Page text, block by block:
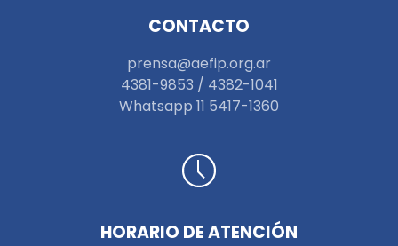
CONTACTO
prensa@aefip.org.ar
4381-9853 / 4382-1041
Whatsapp 11 5417-1360
HORARIO DE ATENCIÓN